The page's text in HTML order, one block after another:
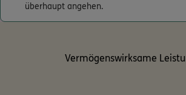
überhaupt angehen.
Vermögenswirksame